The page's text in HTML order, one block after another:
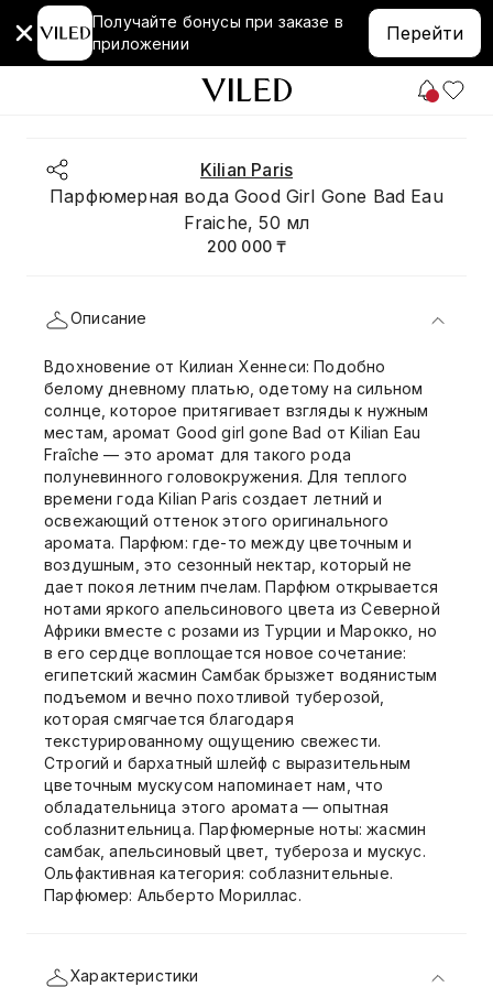
Получайте бонусы при заказе в
приложении
Перейти
Kilian Paris
Парфюмерная вода Good Girl Gone Bad Eau
Fraiche, 50 мл
200 000 ₸
Описание
Вдохновение от Килиан Хеннеси: Подобно
белому дневному платью, одетому на сильном
солнце, которое притягивает взгляды к нужным
местам, аромат Good girl gone Bad от Kilian Eau
Fraîche — это аромат для такого рода
полуневинного головокружения. Для теплого
времени года Kilian Paris создает летний и
освежающий оттенок этого оригинального
аромата. Парфюм: где-то между цветочным и
воздушным, это сезонный нектар, который не
дает покоя летним пчелам. Парфюм открывается
нотами яркого апельсинового цвета из Северной
Африки вместе с розами из Турции и Марокко, но
в его сердце воплощается новое сочетание:
египетский жасмин Самбак брызжет водянистым
подъемом и вечно похотливой туберозой,
которая смягчается благодаря
текстурированному ощущению свежести.
Строгий и бархатный шлейф с выразительным
цветочным мускусом напоминает нам, что
обладательница этого аромата — опытная
соблазнительница. Парфюмерные ноты: жасмин
самбак, апельсиновый цвет, тубероза и мускус.
Ольфактивная категория: соблазнительные.
Парфюмер: Альберто Мориллас.
Характеристики